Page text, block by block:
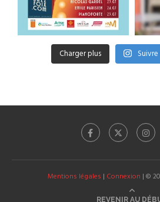
Charger plus
Mentions légales | Connexion | ©
REVENIR AU